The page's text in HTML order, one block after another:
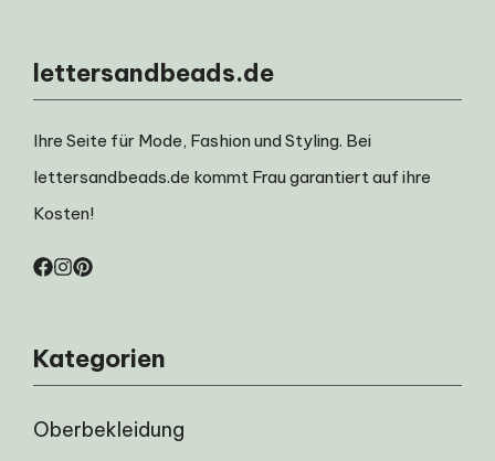
lettersandbeads.de
Ihre Seite für Mode, Fashion und Styling. Bei
lettersandbeads.de kommt Frau garantiert auf ihre
Kosten!
Kategorien
Oberbekleidung